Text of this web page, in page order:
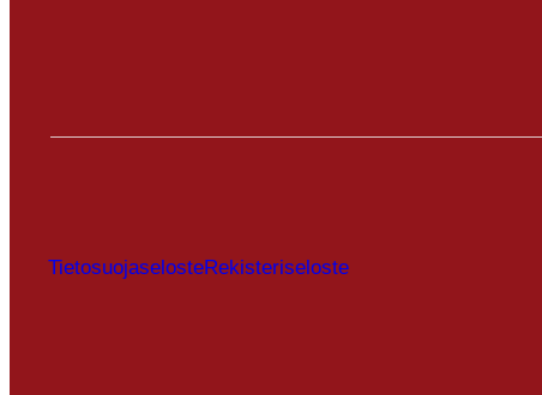
TietosuojaselosteRekisteriseloste